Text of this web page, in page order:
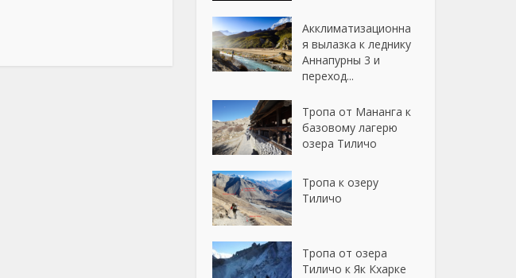
Акклиматизационна
я вылазка к леднику
Аннапурны 3 и
переход...
Тропа от Мананга к
базовому лагерю
озера Тиличо
Тропа к озеру
Тиличо
Тропа от озера
Тиличо к Як Кхарке